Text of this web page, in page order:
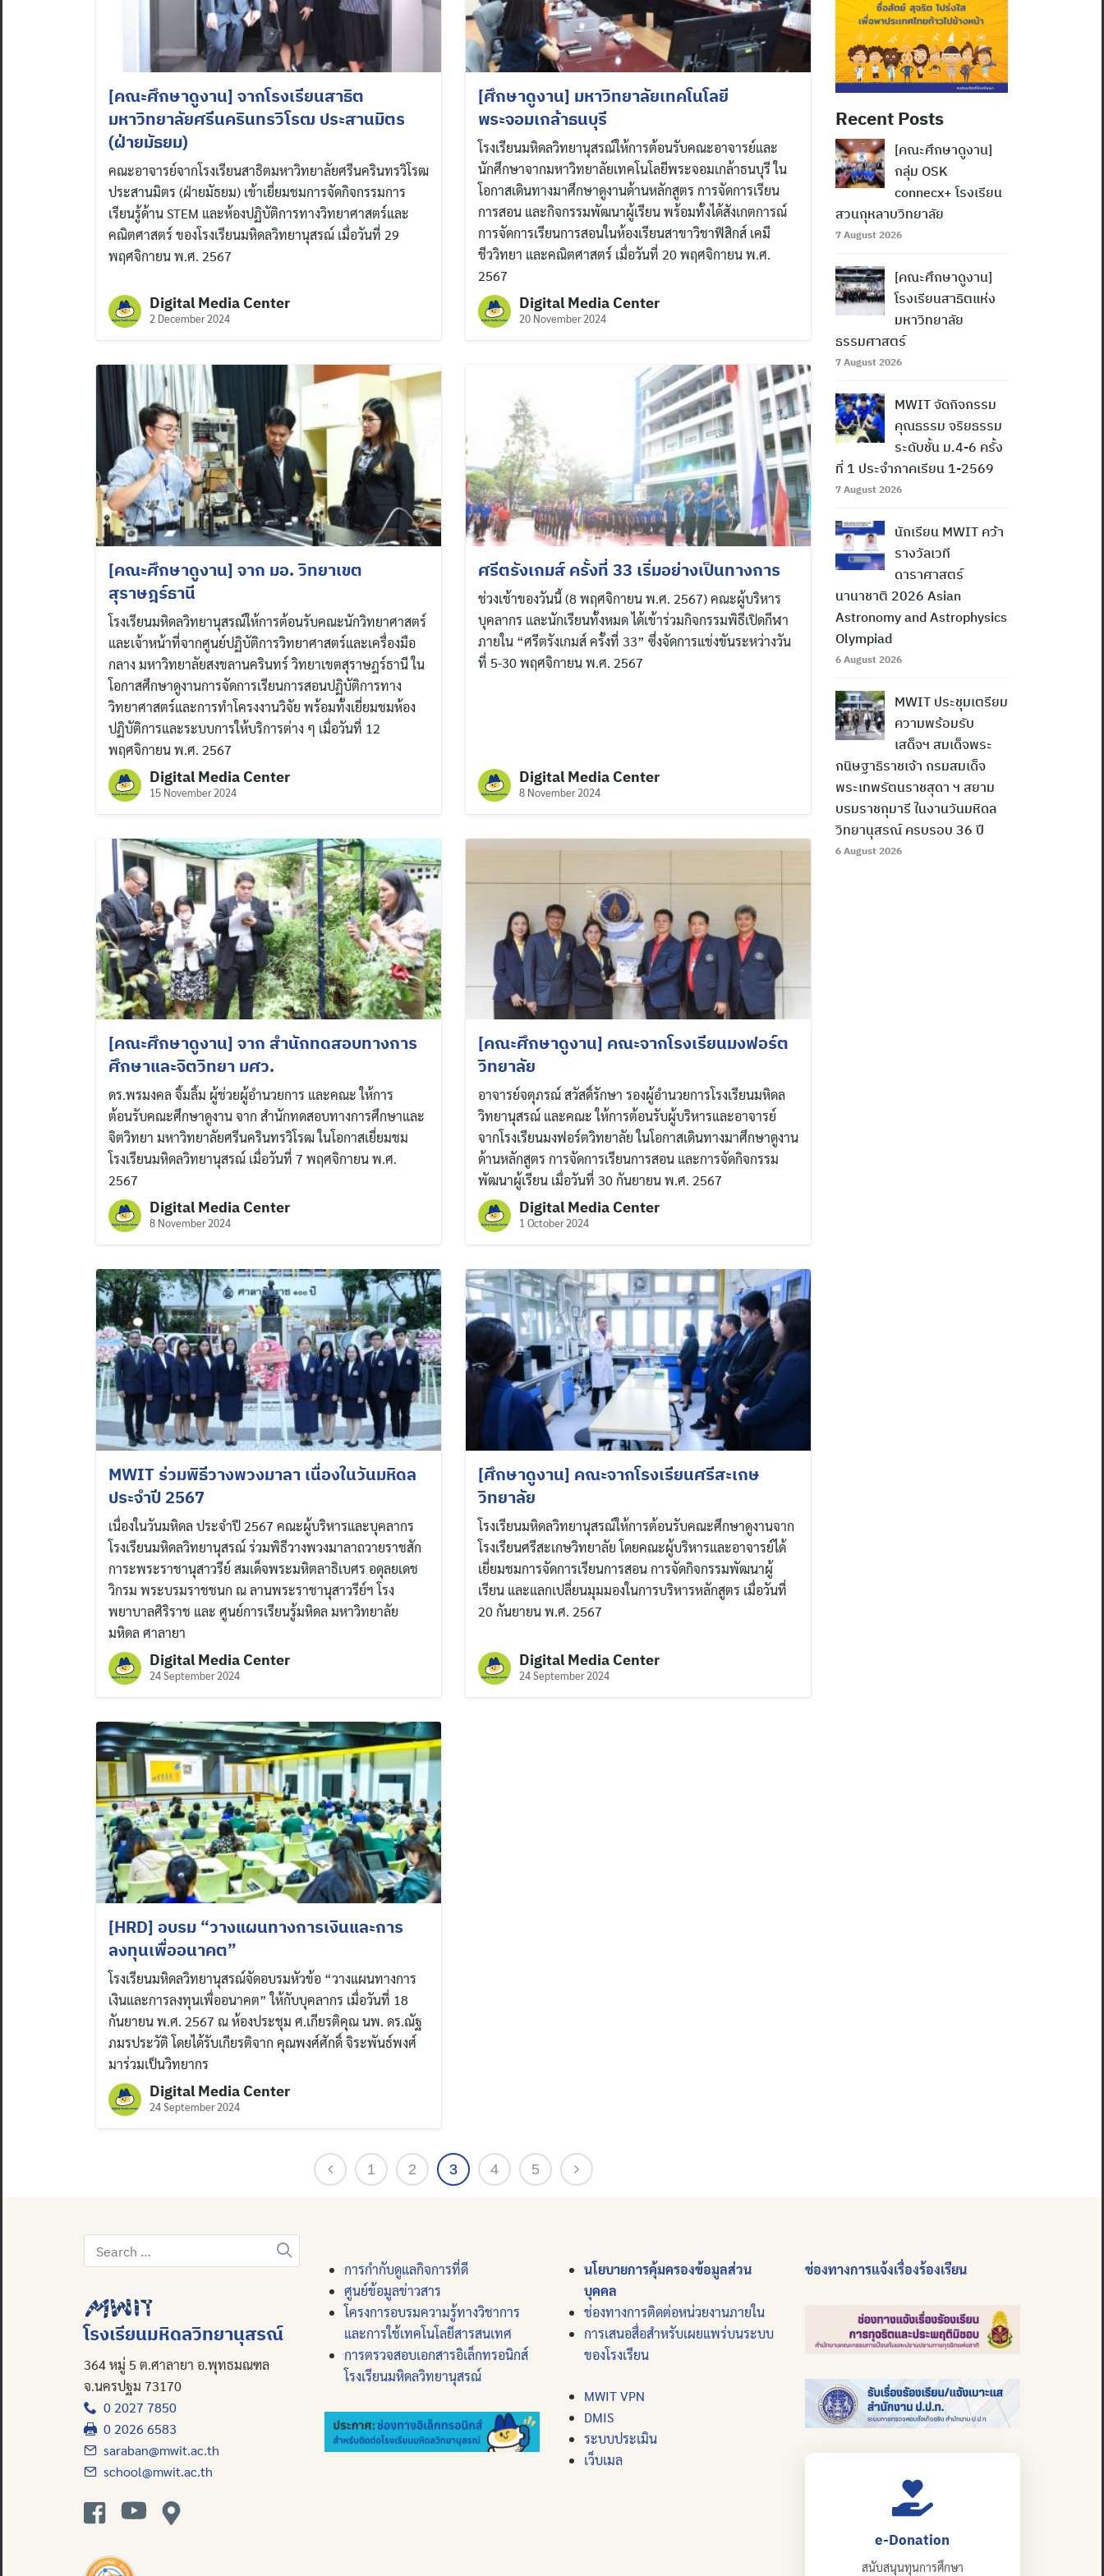
[คณะศึกษาดูงาน] จากโรงเรียนสาธิต
มหาวิทยาลัยศรีนครินทรวิโรฒ ประสานมิตร
(ฝ่ายมัธยม)
คณะอาจารย์จากโรงเรียนสาธิตมหาวิทยาลัยศรีนครินทรวิโรฒ
ประสานมิตร (ฝ่ายมัธยม) เข้าเยี่ยมชมการจัดกิจกรรมการ
เรียนรู้ด้าน STEM และห้องปฏิบัติการทางวิทยาศาสตร์และ
คณิตศาสตร์ ของโรงเรียนมหิดลวิทยานุสรณ์ เมื่อวันที่ 29
พฤศจิกายน พ.ศ. 2567
Digital Media Center
2 December 2024
[ศึกษาดูงาน] มหาวิทยาลัยเทคโนโลยี
พระจอมเกล้าธนบุรี
โรงเรียนมหิดลวิทยานุสรณ์ให้การต้อนรับคณะอาจารย์และ
นักศึกษาจากมหาวิทยาลัยเทคโนโลยีพระจอมเกล้าธนบุรี ใน
โอกาสเดินทางมาศึกษาดูงานด้านหลักสูตร การจัดการเรียน
การสอน และกิจกรรมพัฒนาผู้เรียน พร้อมทั้งได้สังเกตการณ์
การจัดการเรียนการสอนในห้องเรียนสาขาวิชาฟิสิกส์ เคมี
ชีววิทยา และคณิตศาสตร์ เมื่อวันที่ 20 พฤศจิกายน พ.ศ.
2567
Digital Media Center
20 November 2024
[คณะศึกษาดูงาน] จาก มอ. วิทยาเขต
สุราษฎร์ธานี
โรงเรียนมหิดลวิทยานุสรณ์ให้การต้อนรับคณะนักวิทยาศาสตร์
และเจ้าหน้าที่จากศูนย์ปฏิบัติการวิทยาศาสตร์และเครื่องมือ
กลาง มหาวิทยาลัยสงขลานครินทร์ วิทยาเขตสุราษฎร์ธานี ใน
โอกาสศึกษาดูงานการจัดการเรียนการสอนปฏิบัติการทาง
วิทยาศาสตร์และการทำโครงงานวิจัย พร้อมทั้งเยี่ยมชมห้อง
ปฏิบัติการและระบบการให้บริการต่าง ๆ เมื่อวันที่ 12
พฤศจิกายน พ.ศ. 2567
Digital Media Center
15 November 2024
ศรีตรังเกมส์ ครั้งที่ 33 เริ่มอย่างเป็นทางการ
ช่วงเช้าของวันนี้ (8 พฤศจิกายน พ.ศ. 2567) คณะผู้บริหาร
บุคลากร และนักเรียนทั้งหมด ได้เข้าร่วมกิจกรรมพิธีเปิดกีฬา
ภายใน “ศรีตรังเกมส์ ครั้งที่ 33” ซึ่งจัดการแข่งขันระหว่างวัน
ที่ 5-30 พฤศจิกายน พ.ศ. 2567
Digital Media Center
8 November 2024
[คณะศึกษาดูงาน] จาก สำนักทดสอบทางการ
ศึกษาและจิตวิทยา มศว.
ดร.พรมงคล จิ้มลิ้ม ผู้ช่วยผู้อำนวยการ และคณะ ให้การ
ต้อนรับคณะศึกษาดูงาน จาก สำนักทดสอบทางการศึกษาและ
จิตวิทยา มหาวิทยาลัยศรีนครินทรวิโรฒ ในโอกาสเยี่ยมชม
โรงเรียนมหิดลวิทยานุสรณ์ เมื่อวันที่ 7 พฤศจิกายน พ.ศ.
2567
Digital Media Center
8 November 2024
[คณะศึกษาดูงาน] คณะจากโรงเรียนมงฟอร์ต
วิทยาลัย
อาจารย์จตุภรณ์ สวัสดิ์รักษา รองผู้อำนวยการโรงเรียนมหิดล
วิทยานุสรณ์ และคณะ ให้การต้อนรับผู้บริหารและอาจารย์
จากโรงเรียนมงฟอร์ตวิทยาลัย ในโอกาสเดินทางมาศึกษาดูงาน
ด้านหลักสูตร การจัดการเรียนการสอน และการจัดกิจกรรม
พัฒนาผู้เรียน เมื่อวันที่ 30 กันยายน พ.ศ. 2567
Digital Media Center
1 October 2024
MWIT ร่วมพิธีวางพวงมาลา เนื่องในวันมหิดล
ประจำปี 2567
เนื่องในวันมหิดล ประจำปี 2567 คณะผู้บริหารและบุคลากร
โรงเรียนมหิดลวิทยานุสรณ์ ร่วมพิธีวางพวงมาลาถวายราชสัก
การะพระราชานุสาวรีย์ สมเด็จพระมหิตลาธิเบศร อดุลยเดช
วิกรม พระบรมราชชนก ณ ลานพระราชานุสาวรีย์ฯ โรง
พยาบาลศิริราช และ ศูนย์การเรียนรู้มหิดล มหาวิทยาลัย
มหิดล ศาลายา
Digital Media Center
24 September 2024
[ศึกษาดูงาน] คณะจากโรงเรียนศรีสะเกษ
วิทยาลัย
โรงเรียนมหิดลวิทยานุสรณ์ให้การต้อนรับคณะศึกษาดูงานจาก
โรงเรียนศรีสะเกษวิทยาลัย โดยคณะผู้บริหารและอาจารย์ได้
เยี่ยมชมการจัดการเรียนการสอน การจัดกิจกรรมพัฒนาผู้
เรียน และแลกเปลี่ยนมุมมองในการบริหารหลักสูตร เมื่อวันที่
20 กันยายน พ.ศ. 2567
Digital Media Center
24 September 2024
[HRD] อบรม “วางแผนทางการเงินและการ
ลงทุนเพื่ออนาคต”
โรงเรียนมหิดลวิทยานุสรณ์จัดอบรมหัวข้อ “วางแผนทางการ
เงินและการลงทุนเพื่ออนาคต” ให้กับบุคลากร เมื่อวันที่ 18
กันยายน พ.ศ. 2567 ณ ห้องประชุม ศ.เกียรติคุณ นพ. ดร.ณัฐ
ภมรประวัติ โดยได้รับเกียรติจาก คุณพงศ์ศักดิ์ จิระพันธ์พงศ์
มาร่วมเป็นวิทยากร
Digital Media Center
24 September 2024
1 2 3 4 5
Recent Posts
[คณะศึกษาดูงาน]
กลุ่ม OSK
connecx+ โรงเรียน
สวนกุหลาบวิทยาลัย
7 August 2026
[คณะศึกษาดูงาน]
โรงเรียนสาธิตแห่ง
มหาวิทยาลัย
ธรรมศาสตร์
7 August 2026
MWIT จัดกิจกรรม
คุณธรรม จริยธรรม
ระดับชั้น ม.4-6 ครั้ง
ที่ 1 ประจำภาคเรียน 1-2569
7 August 2026
นักเรียน MWIT คว้า
รางวัลเวที
ดาราศาสตร์
นานาชาติ 2026 Asian
Astronomy and Astrophysics
Olympiad
6 August 2026
MWIT ประชุมเตรียม
ความพร้อมรับ
เสด็จฯ สมเด็จพระ
กนิษฐาธิราชเจ้า กรมสมเด็จ
พระเทพรัตนราชสุดา ฯ สยาม
บรมราชกุมารี ในงานวันมหิดล
วิทยานุสรณ์ ครบรอบ 36 ปี
6 August 2026
Search
for:
โรงเรียนมหิดลวิทยานุสรณ์
364 หมู่ 5 ต.ศาลายา อ.พุทธมณฑล
จ.นครปฐม 73170
0 2027 7850
0 2026 6583
saraban@mwit.ac.th
school@mwit.ac.th
การกำกับดูแลกิจการที่ดี
ศูนย์ข้อมูลข่าวสาร
โครงการอบรมความรู้ทางวิชาการ
และการใช้เทคโนโลยีสารสนเทศ
การตรวจสอบเอกสารอิเล็กทรอนิกส์
โรงเรียนมหิดลวิทยานุสรณ์
นโยบายการคุ้มครองข้อมูลส่วน
บุคคล
ช่องทางการติดต่อหน่วยงานภายใน
การเสนอสื่อสำหรับเผยแพร่บนระบบ
ของโรงเรียน
MWIT VPN
DMIS
ระบบประเมิน
เว็บเมล
ช่องทางการแจ้งเรื่องร้องเรียน
e-Donation
สนับสนุนทุนการศึกษา